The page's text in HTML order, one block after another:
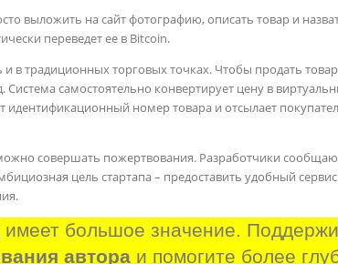
выложить на сайт фотографию, описать товар и
переведет ее в Bitcoin.
в традиционных торговых точках. Чтобы продать
Система самостоятельно конвертирует цену в
идентификационный номер товара и отсылает
совершать пожертвования. Разработчики
цель стартапа – предоставить удобный
большое значение.
автора и помогите более